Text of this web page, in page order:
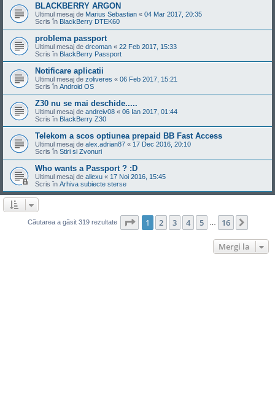
BLACKBERRY ARGON
Ultimul mesaj de Marius Sebastian « 04 Mar 2017, 20:35
Scris în BlackBerry DTEK60
problema passport
Ultimul mesaj de drcoman « 22 Feb 2017, 15:33
Scris în BlackBerry Passport
Notificare aplicatii
Ultimul mesaj de zoliveres « 06 Feb 2017, 15:21
Scris în Android OS
Z30 nu se mai deschide.....
Ultimul mesaj de andreiv08 « 06 Ian 2017, 01:44
Scris în BlackBerry Z30
Telekom a scos optiunea prepaid BB Fast Access
Ultimul mesaj de alex.adrian87 « 17 Dec 2016, 20:10
Scris în Stiri si Zvonuri
Who wants a Passport ? :D
Ultimul mesaj de allexu « 17 Noi 2016, 15:45
Scris în Arhiva subiecte sterse
Căutarea a găsit 319 rezultate Pagina din 16
1 2 3 4 5 16
Mergi la